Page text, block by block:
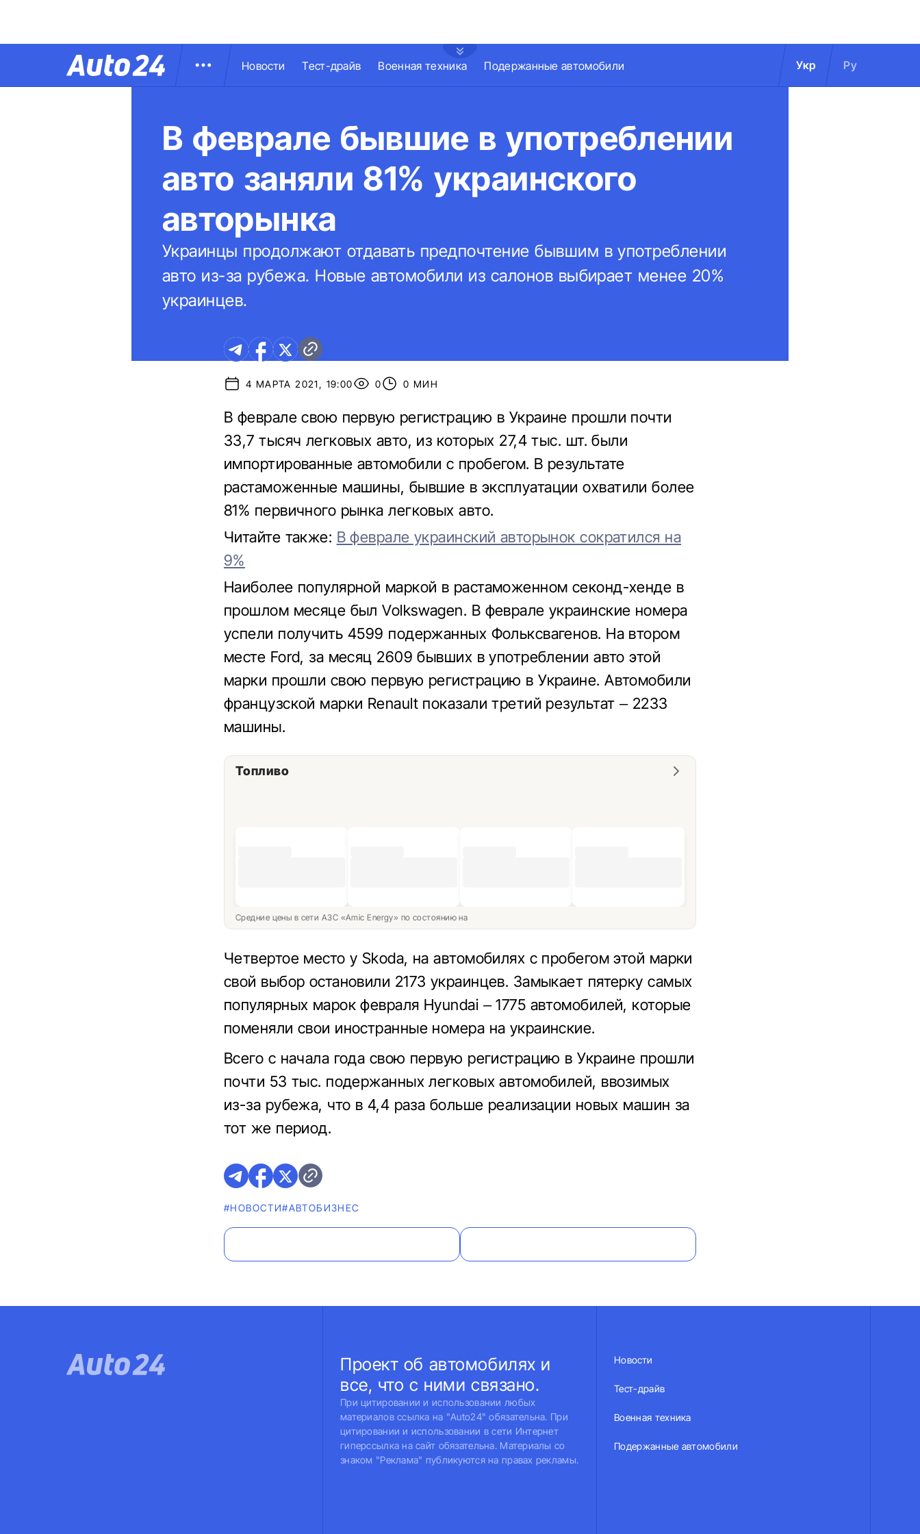
Новости Тест-драйв Военная техника Подержанные автомобили Укр Ру
В феврале бывшие в употреблении
авто заняли 81% украинского
авторынка
Украинцы продолжают отдавать предпочтение бывшим в употреблении
авто из-за рубежа. Новые автомобили из салонов выбирает менее 20%
украинцев.
4 МАРТА 2021, 19:00 0 0 МИН
В феврале свою первую регистрацию в Украине прошли почти
33,7 тысяч легковых авто, из которых 27,4 тыс. шт. были
импортированные автомобили с пробегом. В результате
растаможенные машины, бывшие в эксплуатации охватили более
81% первичного рынка легковых авто.
Читайте также: В феврале украинский авторынок сократился на
9%
Наиболее популярной маркой в ​​растаможенном секонд-хенде в
прошлом месяце был Volkswagen. В феврале украинские номера
успели получить 4599 подержанных Фольксвагенов. На втором
месте Ford, за месяц 2609 бывших в употреблении авто этой
марки прошли свою первую регистрацию в Украине. Автомобили
французской марки Renault показали третий результат – 2233
машины.
Топливо
Средние цены в сети АЗС «Amic Energy» по состоянию на
Четвертое место у Skoda, на автомобилях с пробегом этой марки
свой выбор остановили 2173 украинцев. Замыкает пятерку самых
популярных марок февраля Hyundai – 1775 автомобилей, которые
поменяли свои иностранные номера на украинские.
Всего с начала года свою первую регистрацию в Украине прошли
почти 53 тыс. подержанных легковых автомобилей, ввозимых
из-за рубежа, что в 4,4 раза больше реализации новых машин за
тот же период.
#НОВОСТИ#AВТОБИЗНЕС
Проект об автомобилях и
все, что с ними связано.
При цитировании и использовании любых
материалов ссылка на "Auto24" обязательна. При
цитировании и использовании в сети Интернет
гиперссылка на сайт обязательна. Материалы со
знаком "Реклама" публикуются на правах рекламы.
Новости
Тест-драйв
Военная техника
Подержанные автомобили